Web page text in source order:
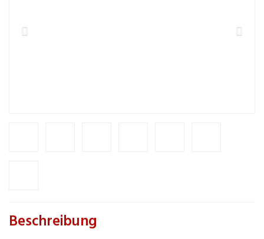
Beschreibung